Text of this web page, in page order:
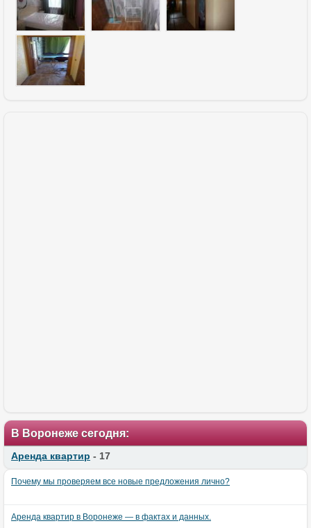
В Воронеже сегодня:
Аренда квартир - 17
Почему мы проверяем все новые предложения лично?
Аренда квартир в Воронеже — в фактах и данных.